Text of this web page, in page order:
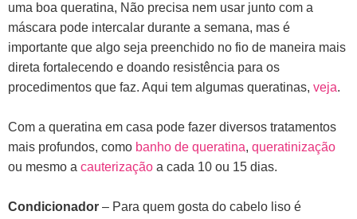
uma boa queratina, Não precisa nem usar junto com a
máscara pode intercalar durante a semana, mas é
importante que algo seja preenchido no fio de maneira mais
direta fortalecendo e doando resistência para os
procedimentos que faz. Aqui tem algumas queratinas, veja.
Com a queratina em casa pode fazer diversos tratamentos
mais profundos, como banho de queratina, queratinização
ou mesmo a cauterização a cada 10 ou 15 dias.
Condicionador – Para quem gosta do cabelo liso é